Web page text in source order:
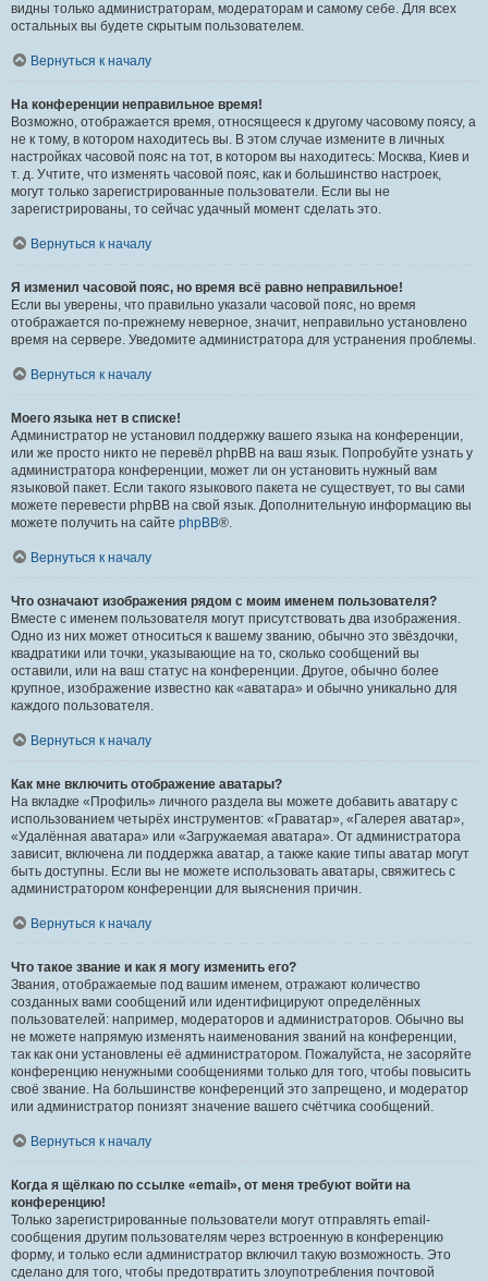
видны только администраторам, модераторам и самому себе. Для всех
остальных вы будете скрытым пользователем.
Вернуться к началу
На конференции неправильное время!
Возможно, отображается время, относящееся к другому часовому поясу, а
не к тому, в котором находитесь вы. В этом случае измените в личных
настройках часовой пояс на тот, в котором вы находитесь: Москва, Киев и
т. д. Учтите, что изменять часовой пояс, как и большинство настроек,
могут только зарегистрированные пользователи. Если вы не
зарегистрированы, то сейчас удачный момент сделать это.
Вернуться к началу
Я изменил часовой пояс, но время всё равно неправильное!
Если вы уверены, что правильно указали часовой пояс, но время
отображается по-прежнему неверное, значит, неправильно установлено
время на сервере. Уведомите администратора для устранения проблемы.
Вернуться к началу
Моего языка нет в списке!
Администратор не установил поддержку вашего языка на конференции,
или же просто никто не перевёл phpBB на ваш язык. Попробуйте узнать у
администратора конференции, может ли он установить нужный вам
языковой пакет. Если такого языкового пакета не существует, то вы сами
можете перевести phpBB на свой язык. Дополнительную информацию вы
можете получить на сайте phpBB®.
Вернуться к началу
Что означают изображения рядом с моим именем пользователя?
Вместе с именем пользователя могут присутствовать два изображения.
Одно из них может относиться к вашему званию, обычно это звёздочки,
квадратики или точки, указывающие на то, сколько сообщений вы
оставили, или на ваш статус на конференции. Другое, обычно более
крупное, изображение известно как «аватара» и обычно уникально для
каждого пользователя.
Вернуться к началу
Как мне включить отображение аватары?
На вкладке «Профиль» личного раздела вы можете добавить аватару с
использованием четырёх инструментов: «Граватар», «Галерея аватар»,
«Удалённая аватара» или «Загружаемая аватара». От администратора
зависит, включена ли поддержка аватар, а также какие типы аватар могут
быть доступны. Если вы не можете использовать аватары, свяжитесь с
администратором конференции для выяснения причин.
Вернуться к началу
Что такое звание и как я могу изменить его?
Звания, отображаемые под вашим именем, отражают количество
созданных вами сообщений или идентифицируют определённых
пользователей: например, модераторов и администраторов. Обычно вы
не можете напрямую изменять наименования званий на конференции,
так как они установлены её администратором. Пожалуйста, не засоряйте
конференцию ненужными сообщениями только для того, чтобы повысить
своё звание. На большинстве конференций это запрещено, и модератор
или администратор понизят значение вашего счётчика сообщений.
Вернуться к началу
Когда я щёлкаю по ссылке «email», от меня требуют войти на
конференцию!
Только зарегистрированные пользователи могут отправлять email-
сообщения другим пользователям через встроенную в конференцию
форму, и только если администратор включил такую возможность. Это
сделано для того, чтобы предотвратить злоупотребления почтовой